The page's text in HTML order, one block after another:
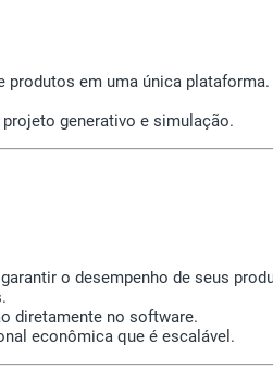
produtos em uma única plataforma.
generativo e simulação.
o desempenho de seus
diretamente no software.
econômica que é escalável.